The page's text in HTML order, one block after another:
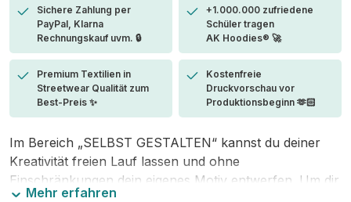
Sichere Zahlung per
PayPal, Klarna
Rechnungskauf uvm. 🔒
+1.000.000 zufriedene
Schüler tragen
AK Hoodies® 🚀
Premium Textilien in
Streetwear Qualität zum
Best-Preis ✨
Kostenfreie
Druckvorschau vor
Produktionsbeginn 🫶🏻
Im Bereich „SELBST GESTALTEN“ kannst du deiner
Kreativität freien Lauf lassen und ohne
Einschränkungen dein eigenes Motiv entwerfen. Um dir
Mehr erfahren